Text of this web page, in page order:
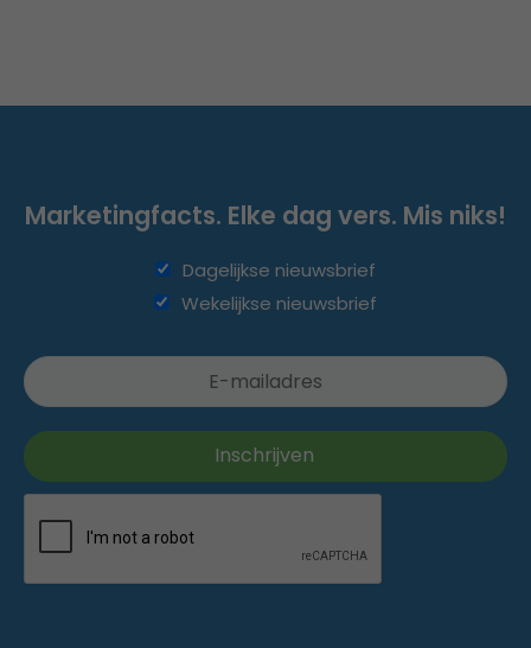
Marketingfacts. Elke dag vers. Mis niks!
Dagelijkse nieuwsbrief
Wekelijkse nieuwsbrief